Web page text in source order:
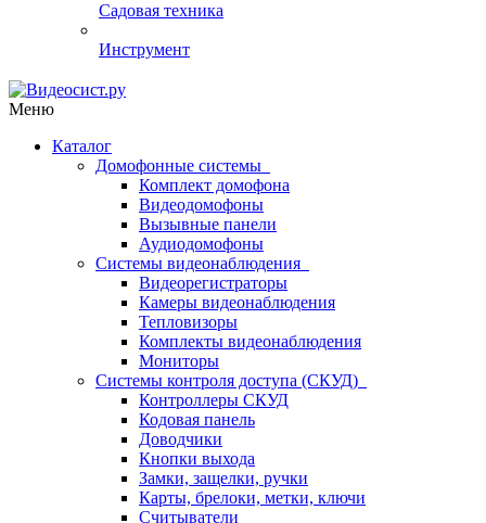
Садовая техника
Инструмент
Меню
Каталог
Домофонные системы
Комплект домофона
Видеодомофоны
Вызывные панели
Аудиодомофоны
Системы видеонаблюдения
Видеорегистраторы
Камеры видеонаблюдения
Тепловизоры
Комплекты видеонаблюдения
Мониторы
Системы контроля доступа (СКУД)
Контроллеры СКУД
Кодовая панель
Доводчики
Кнопки выхода
Замки, защелки, ручки
Карты, брелоки, метки, ключи
Считыватели